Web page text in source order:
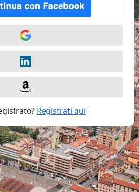
Registrati qui